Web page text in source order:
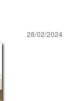
28/02/2024